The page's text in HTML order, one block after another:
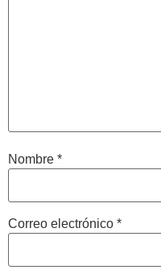
Nombre *
Correo electrónico *